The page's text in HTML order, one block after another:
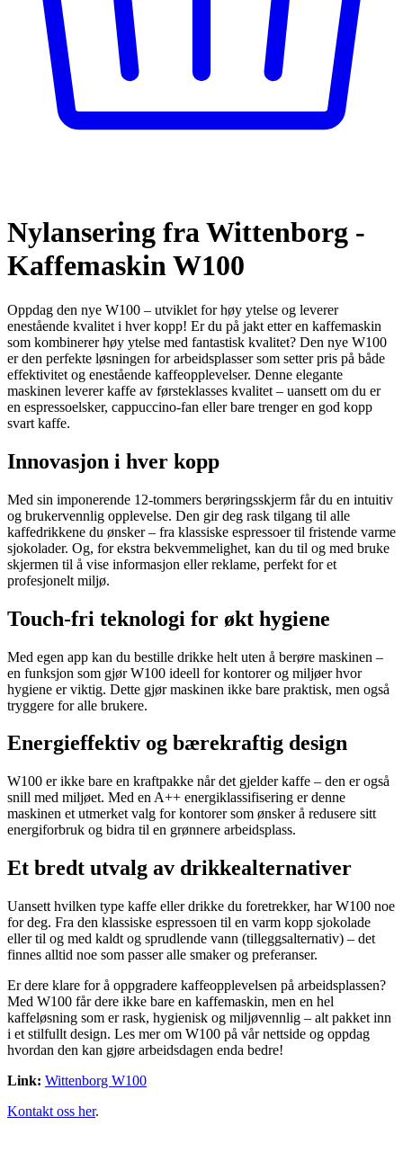
Nylansering fra Wittenborg -
Kaffemaskin W100
Oppdag den nye W100 – utviklet for høy ytelse og leverer
enestående kvalitet i hver kopp! Er du på jakt etter en kaffemaskin
som kombinerer høy ytelse med fantastisk kvalitet? Den nye W100
er den perfekte løsningen for arbeidsplasser som setter pris på både
effektivitet og enestående kaffeopplevelser. Denne elegante
maskinen leverer kaffe av førsteklasses kvalitet – uansett om du er
en espressoelsker, cappuccino-fan eller bare trenger en god kopp
svart kaffe.
Innovasjon i hver kopp
Med sin imponerende 12-tommers berøringsskjerm får du en intuitiv
og brukervennlig opplevelse. Den gir deg rask tilgang til alle
kaffedrikkene du ønsker – fra klassiske espressoer til fristende varme
sjokolader. Og, for ekstra bekvemmelighet, kan du til og med bruke
skjermen til å vise informasjon eller reklame, perfekt for et
profesjonelt miljø.
Touch-fri teknologi for økt hygiene
Med egen app kan du bestille drikke helt uten å berøre maskinen –
en funksjon som gjør W100 ideell for kontorer og miljøer hvor
hygiene er viktig. Dette gjør maskinen ikke bare praktisk, men også
tryggere for alle brukere.
Energieffektiv og bærekraftig design
W100 er ikke bare en kraftpakke når det gjelder kaffe – den er også
snill med miljøet. Med en A++ energiklassifisering er denne
maskinen et utmerket valg for kontorer som ønsker å redusere sitt
energiforbruk og bidra til en grønnere arbeidsplass.
Et bredt utvalg av drikkealternativer
Uansett hvilken type kaffe eller drikke du foretrekker, har W100 noe
for deg. Fra den klassiske espressoen til en varm kopp sjokolade
eller til og med kaldt og sprudlende vann (tilleggsalternativ) – det
finnes alltid noe som passer alle smaker og preferanser.
Er dere klare for å oppgradere kaffeopplevelsen på arbeidsplassen?
Med W100 får dere ikke bare en kaffemaskin, men en hel
kaffeløsning som er rask, hygienisk og miljøvennlig – alt pakket inn
i et stilfullt design. Les mer om W100 på vår nettside og oppdag
hvordan den kan gjøre arbeidsdagen enda bedre!
Link: Wittenborg W100
Kontakt oss her.